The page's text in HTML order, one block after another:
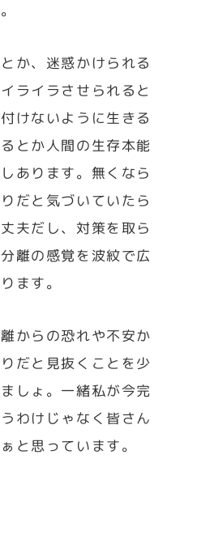
か、迷惑かけられる
ライラさせられると
けないように生きる
とか人間の生存本能
あります。無くなら
だと気づいていたら
夫だし、対策を取ら
離の感覚を波紋で広
ます。
からの恐れや不安か
だと見抜くことを少
しょ。一緒私が今完
わけじゃなく皆さん
と思っています。